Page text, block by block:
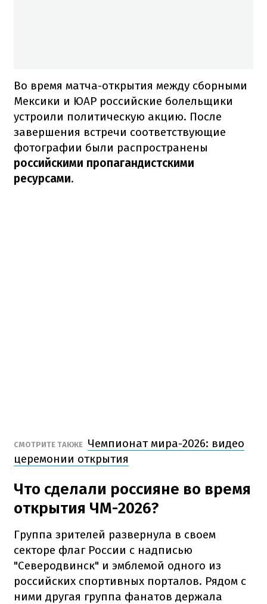
Во время матча-открытия между сборными
Мексики и ЮАР российские болельщики
устроили политическую акцию. После
завершения встречи соответствующие
фотографии были распространены
российскими пропагандистскими
ресурсами.
СМОТРИТЕ ТАКЖЕ Чемпионат мира-2026: видео
церемонии открытия
Что сделали россияне во время
открытия ЧМ-2026?
Группа зрителей развернула в своем
секторе флаг России с надписью
"Северодвинск" и эмблемой одного из
российских спортивных порталов. Рядом с
ними другая группа фанатов держала